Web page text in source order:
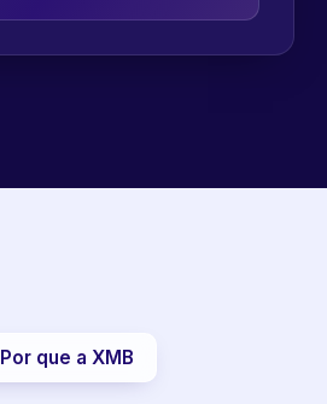
Por que a XMB